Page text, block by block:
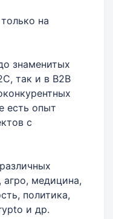
на
знаменитых
так и в B2B
есть опыт
с
агро, медицина,
политика,
и др.